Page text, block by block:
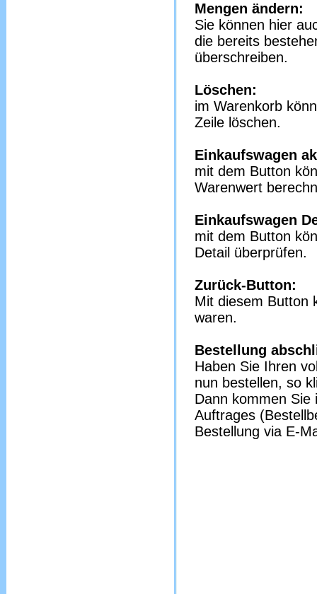
Mengen ändern:
Sie können hier
die bereits
überschreiben.
Löschen:
im Warenkorb
Zeile löschen.
Einkaufswagen
mit dem Button
Warenwert
Einkaufswagen
mit dem Button
Detail überprüfen.
Zurück-Button:
Mit diesem Button
waren.
Bestellung
Haben Sie Ihren
nun bestellen, so
Dann kommen Sie
Auftrages
Bestellung via E-